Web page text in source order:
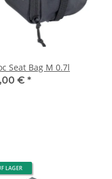
Seat Bag M 0.7l
€ *
LAGER